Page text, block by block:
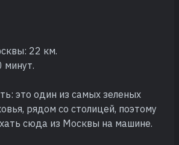
22 км.
минут.
это один из самых зеленых
рядом со столицей, поэтому
сюда из Москвы на машине.